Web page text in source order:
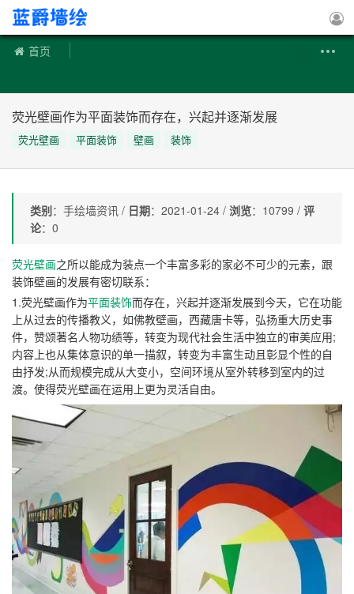
首页
荧光壁画作为平面装饰而存在，兴起并逐渐发展
荧光壁画 平面装饰 壁画 装饰
类别：手绘墙资讯 / 日期：2021-01-24 / 浏览：10799 / 评
论：0
荧光壁画之所以能成为装点一个丰富多彩的家必不可少的元素，跟
装饰壁画的发展有密切联系：
1.荧光壁画作为平面装饰而存在，兴起并逐渐发展到今天，它在功能
上从过去的传播教义，如佛教壁画，西藏唐卡等，弘扬重大历史事
件，赞颂著名人物功绩等，转变为现代社会生活中独立的审美应用;
内容上也从集体意识的单一描叙，转变为丰富生动且彰显个性的自
由抒发;从而规模完成从大变小，空间环境从室外转移到室内的过
渡。使得荧光壁画在运用上更为灵活自由。